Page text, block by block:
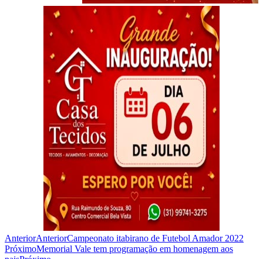
AnteriorAnteriorCampeonato itabirano de Futebol Amador 2022
PróximoMemorial Vale tem programação em homenagem aos